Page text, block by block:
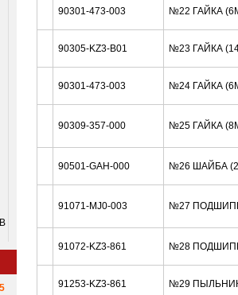
90301-473-003 №22 ГАЙКА
90305-KZ3-B01 №23 ГАЙКА
90301-473-003 №24 ГАЙКА
90309-357-000 №25 ГАЙКА
90501-GAH-000 №26 ШАЙБА
91071-MJ0-003 №27
91072-KZ3-861 №28
91253-KZ3-861 №29 ПЫЛЬНИК